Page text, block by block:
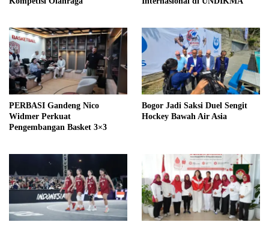
PERBASI Gandeng Nico
Widmer Perkuat
Pengembangan Basket 3×3
Bogor Jadi Saksi Duel Sengit
Hockey Bawah Air Asia